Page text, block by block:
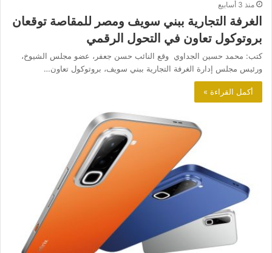
منذ 3 أسابيع
الغرفة التجارية ببني سويف ومصر للمقاصة توقعان
بروتوكول تعاون في التحول الرقمي
كتب: محمد حسين الجداوي وقع النائب حسن جعفر، عضو مجلس الشيوخ،
ورئيس مجلس إدارة الغرفة التجارية ببني سويف، بروتوكول تعاون…
أكمل القراءة »